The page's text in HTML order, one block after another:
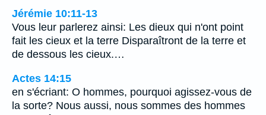
Jérémie 10:11-13
Vous leur parlerez ainsi: Les dieux qui n'ont point
fait les cieux et la terre Disparaîtront de la terre et
de dessous les cieux.…
Actes 14:15
en s'écriant: O hommes, pourquoi agissez-vous de
la sorte? Nous aussi, nous sommes des hommes